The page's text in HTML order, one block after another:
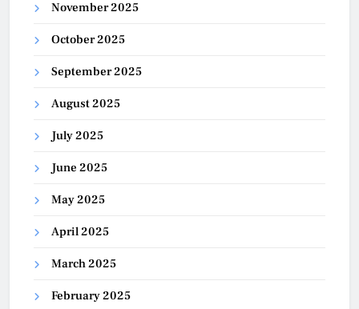
November 2025
October 2025
September 2025
August 2025
July 2025
June 2025
May 2025
April 2025
March 2025
February 2025